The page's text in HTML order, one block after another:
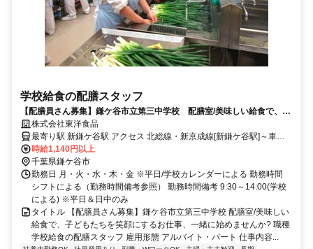
学校給食の配膳スタッフ
【配膳員さん募集】鎌ケ谷市立第三中学校 配膳室/美味しい給食で、子
どもたちを笑顔にするお仕事、一緒に始めませんか?
株式会社東洋食品
最寄り駅 新鎌ケ谷駅 アクセス 北総線・新京成線[新鎌ケ谷駅]～車で
15分 ※八幡神社近く
時給1,140円以上
千葉県鎌ケ谷市
勤務日 月・火・水・木・金 ※平日/学校カレンダーによる 勤務時間
シフトによる（勤務時間備考参照） 勤務時間備考 9:30～14:00(学校
による) ※平日＆日中のみ
タイトル 【配膳員さん募集】鎌ケ谷市立第三中学校 配膳室/美味しい
給食で、子どもたちを笑顔にするお仕事、一緒に始めませんか? 職種
学校給食の配膳スタッフ 雇用形態 アルバイト・パート 仕事内容...